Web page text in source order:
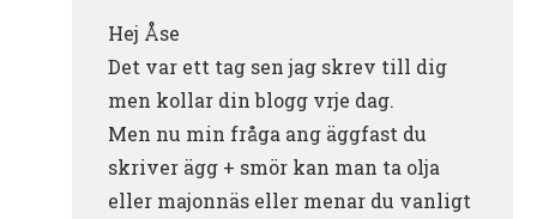
Hej Åse
Det var ett tag sen jag skrev till dig
men kollar din blogg vrje dag.
Men nu min fråga ang äggfast du
skriver ägg + smör kan man ta olja
eller majonnäs eller menar du vanligt